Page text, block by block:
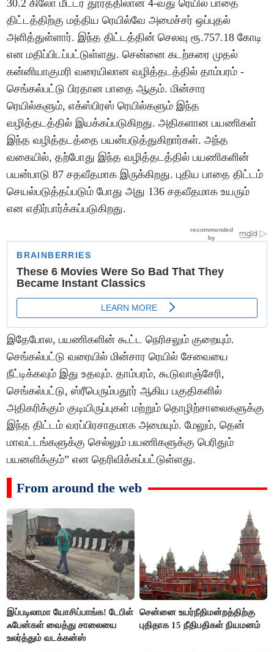
30.2 கிலோ மீட்டர் தூரத்திலான 4-வது ரெயில் பாதை
திட்டத்திற்கு மத்திய ரெயில்வே அமைச்சர் ஒப்புதல்
அளித்துள்ளார். இந்த திட்டத்தின் செலவு ரூ.757.18 கோடி
என மதிப்பிடப்பட்டுள்ளது. சென்னை கடற்கரை முதல்
கன்னியாகுமரி வரையிலான வழித்தடத்தில் தாம்பரம் -
செங்கல்பட்டு பிரதான பாதை ஆகும். மின்சார
ரெயில்களும், எக்ஸ்பிரஸ் ரெயில்களும் இந்த
வழித்தடத்தில் இயக்கப்படுகிறது. அதிகளான பயணிகள்
இந்த வழித்தடத்தை பயன்படுத்துகிறார்கள். அந்த
வகையில், தற்போது இந்த வழித்தடத்தில் பயணிகளின்
பயன்பாடு 87 சதவீதமாக இருக்கிறது. புதிய பாதை திட்டம்
செயல்படுத்தப்படும் போது அது 136 சதவீதமாக உயரும்
என எதிர்பார்க்கப்படுகிறது.
இதேபோல, பயணிகளின் கூட்ட நெரிசலும் குறையும்.
செங்கல்பட்டு வரையில் மின்சார ரெயில் சேவையை
நீட்டிக்கவும் இது உதவும். தாம்பரம், கூடுவாஞ்சேரி,
செங்கல்பட்டு, ஸ்ரீபெரும்பதூர் ஆகிய பகுதிகளில்
அதிகரிக்கும் குடியிருப்புகள் மற்றும் தொழிற்சாலைகளுக்கு
இந்த திட்டம் வரப்பிரசாதமாக அமையும். மேலும், தென்
மாவட்டங்களுக்கு செல்லும் பயணிகளுக்கு பெரிதும்
பயனளிக்கும்” என தெரிவிக்கப்பட்டுள்ளது.
From around the web
இப்படிலாமா யோசிப்பாங்க! டேபிள்
ஃபேன்கள் வைத்து சாலையை
உலர்த்தும் வடக்கன்ஸ்
சென்னை உயர்நீதிமன்றத்திற்கு
புதிதாக 15 நீதிபதிகள் நியமனம்